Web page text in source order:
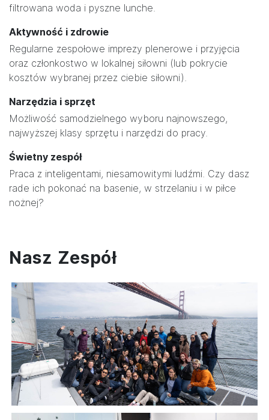
filtrowana woda i pyszne lunche.
Aktywność i zdrowie
Regularne zespołowe imprezy plenerowe i przyjęcia
oraz członkostwo w lokalnej siłowni (lub pokrycie
kosztów wybranej przez ciebie siłowni).
Narzędzia i sprzęt
Możliwość samodzielnego wyboru najnowszego,
najwyższej klasy sprzętu i narzędzi do pracy.
Świetny zespół
Praca z inteligentami, niesamowitymi ludźmi. Czy dasz
rade ich pokonać na basenie, w strzelaniu i w piłce
nożnej?
Nasz Zespół